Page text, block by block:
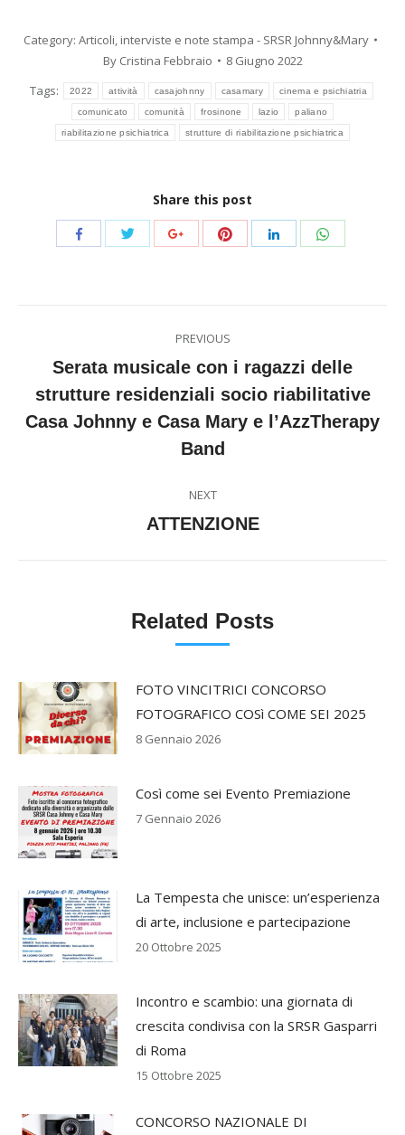
Category: Articoli, interviste e note stampa - SRSR Johnny&Mary
By Cristina Febbraio
8 Giugno 2022
Tags:
2022 attività casajohnny casamary cinema e psichiatria
comunicato comunità frosinone lazio paliano
riabilitazione psichiatrica strutture di riabilitazione psichiatrica
Share this post
Share
Share
PREVIOUS
Previous
post:
Serata musicale con i ragazzi delle
strutture residenziali socio riabilitative
Casa Johnny e Casa Mary e l’AzzTherapy
Band
NEXT
Next
ATTENZIONE
Related Posts
FOTO VINCITRICI CONCORSO
FOTOGRAFICO COSì COME SEI 2025
8 Gennaio 2026
Così come sei Evento Premiazione
7 Gennaio 2026
La Tempesta che unisce: un’esperienza
di arte, inclusione e partecipazione
20 Ottobre 2025
Incontro e scambio: una giornata di
crescita condivisa con la SRSR Gasparri
di Roma
15 Ottobre 2025
CONCORSO NAZIONALE DI